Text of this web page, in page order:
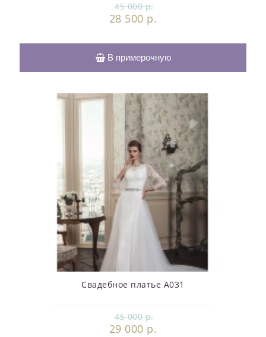
45 000 р.
28 500 р.
В примерочную
Свадебное платье А031
45 000 р.
29 000 р.